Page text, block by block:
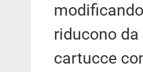
riducono
cartucce